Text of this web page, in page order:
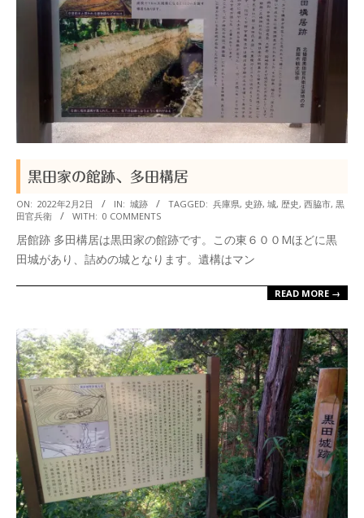
黒田家の館跡、多田構居
2022-
02-
02
ON: 2022年2月2日 IN: 城跡 TAGGED: 兵庫県, 史跡, 城, 歴史, 西脇市, 黒
田官兵衛
WITH: 0 COMMENTS
居館跡 多田構居は黒田家の館跡です。この東６００Mほどに黒
田城があり、詰めの城となります。遺構はマン
READ MORE →